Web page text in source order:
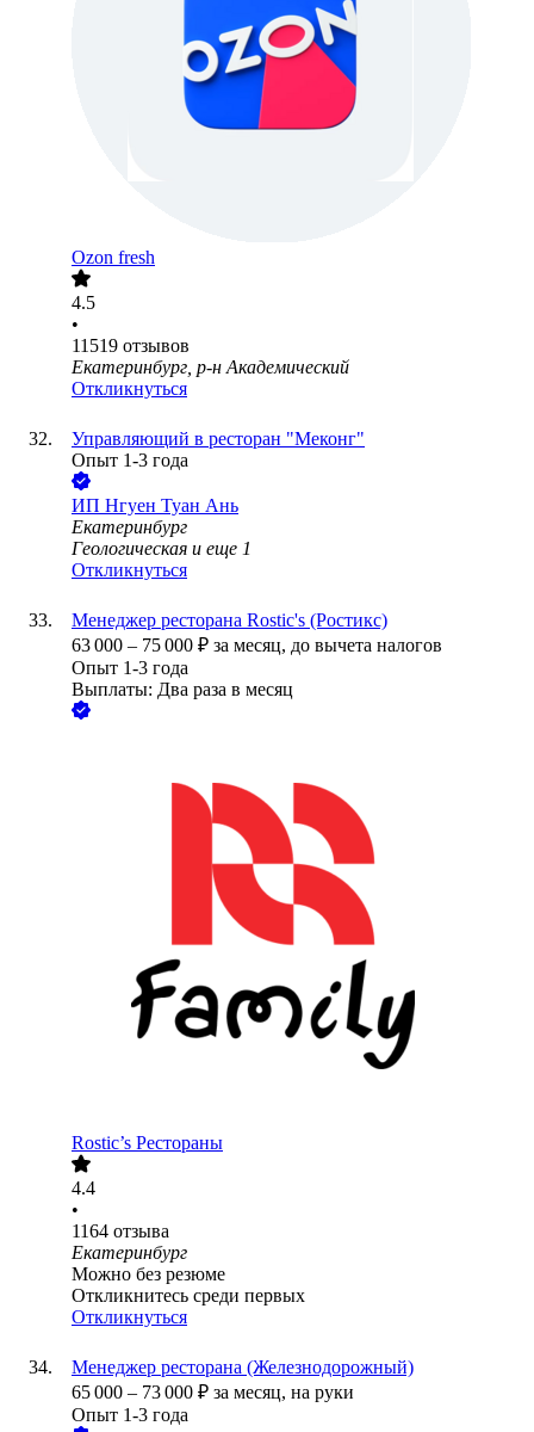
Ozon fresh
4.5
•
11519 отзывов
Екатеринбург, р-н Академический
Откликнуться
Управляющий в ресторан "Меконг"
Опыт 1-3 года
ИП Нгуен Туан Ань
Екатеринбург
Геологическая и еще 1
Откликнуться
Менеджер ресторана Rostic's (Ростикс)
63 000 – 75 000 ₽ за месяц, до вычета налогов
Опыт 1-3 года
Выплаты: Два раза в месяц
Rostic’s Рестораны
4.4
•
1164 отзыва
Екатеринбург
Можно без резюме
Откликнитесь среди первых
Откликнуться
Менеджер ресторана (Железнодорожный)
65 000 – 73 000 ₽ за месяц, на руки
Опыт 1-3 года